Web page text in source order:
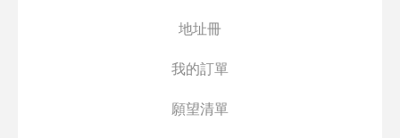
地址冊
我的訂單
願望清單